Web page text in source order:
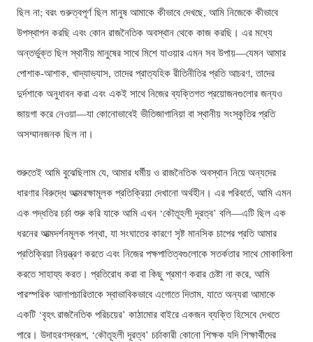
ছিল না; বরং গুরুত্বপূর্ণ ছিল মানুষ আমাকে কীভাবে দেখছে, আমি নিজেকে কীভাবে
উপস্থাপন করছি এবং কোন রাজনৈতিক অবস্থান থেকে কাজ করছি। এর মধ্যে
অন্তর্ভুক্ত ছিল স্থানীয় মানুষের সাথে মিশে যাওয়ার এমন সব উপায়—যেমন আমার
পোশাক-আশাক, খাদ্যাভ্যাস, তাদের প্রাত্যহিক রীতিনীতির প্রতি আচরণ, তাদের
দুর্দশাকে অনুধাবন করা এবং একই সাথে নিজের ব্যক্তিগত প্রয়োজনগুলোর জন্যও
জায়গা করে নেওয়া—যা কোনোভাবেই ভীতিজাগানিয়া বা স্থানীয় সংস্কৃতির প্রতি
অসম্মানজনক ছিল না।
শুরুতেই আমি বুঝেছিলাম যে, আমার ধর্মীয় ও রাজনৈতিক অবস্থান নিয়ে অন্যদের
ধারণার বিরুদ্ধে আত্মরক্ষামূলক প্রতিক্রিয়া দেখানো অর্থহীন। এর পরিবর্তে, আমি এমন
এক পদ্ধতির চর্চা শুরু করি যাকে আমি এখন ‘কৌতূহলী দূরত্ব’ বলি—এটি ছিল এক
ধরনের আত্মদর্শনমূলক পন্থা, যা সংঘাতের কারণে সৃষ্ট মানসিক চাপের প্রতি আমার
প্রতিক্রিয়া নিয়ন্ত্রণ করতে এবং নিজের পক্ষপাতিত্বগুলোকে সতর্কতার সাথে মোকাবিলা
করতে সাহায্য করত। প্রতিরোধ করা বা কিছু প্রমাণ করার চেষ্টা না করে, আমি
পারস্পরিক আলাপচারিতাকে স্বাভাবিকভাবে এগোতে দিতাম, যাতে অন্যরা আমাকে
একটি ‘বৃহৎ রাজনৈতিক পরিচয়ের’ কাঠামোর বাইরে একজন ব্যক্তি হিসেবে দেখতে
পারে। উদাহরণস্বরূপ, ‘কৌতূহলী দূরত্ব’ চর্চাকারী কোনো শিক্ষক যদি শিক্ষার্থীদের